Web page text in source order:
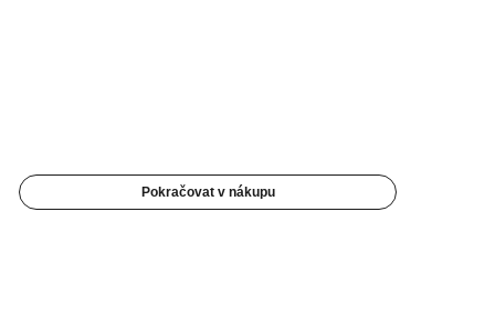
Pokračovat v nákupu